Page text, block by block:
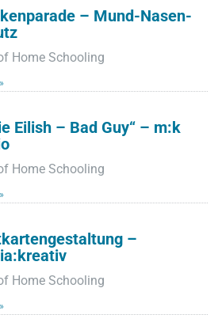
– Mund-Nasen-
Home Schooling
Eilish – Bad Guy“ – m:k
Home Schooling
–
Home Schooling